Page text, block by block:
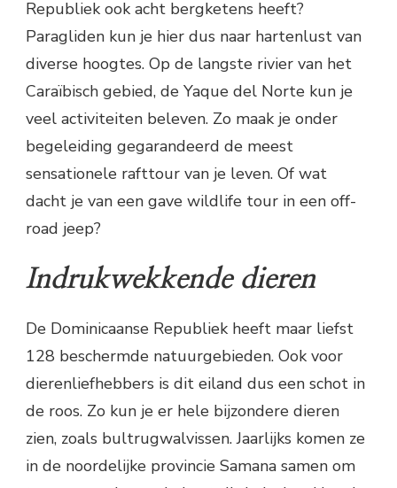
Republiek ook acht bergketens heeft?
Paragliden kun je hier dus naar hartenlust van
diverse hoogtes. Op de langste rivier van het
Caraïbisch gebied, de Yaque del Norte kun je
veel activiteiten beleven. Zo maak je onder
begeleiding gegarandeerd de meest
sensationele rafttour van je leven. Of wat
dacht je van een gave wildlife tour in een off-
road jeep?
Indrukwekkende dieren
De Dominicaanse Republiek heeft maar liefst
128 beschermde natuurgebieden. Ook voor
dierenliefhebbers is dit eiland dus een schot in
de roos. Zo kun je er hele bijzondere dieren
zien, zoals bultrugwalvissen. Jaarlijks komen ze
in de noordelijke provincie Samana samen om